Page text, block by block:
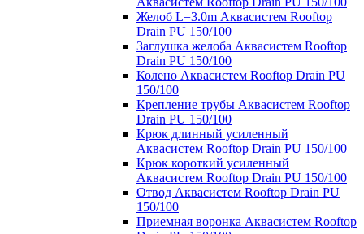
Желоб L=3.0m Аквасистем Rooftop
Drain PU 150/100
Заглушка желоба Аквасистем Rooftop
Drain PU 150/100
Колено Аквасистем Rooftop Drain PU
150/100
Крепление трубы Аквасистем Rooftop
Drain PU 150/100
Крюк длинный усиленный
Аквасистем Rooftop Drain PU 150/100
Крюк короткий усиленный
Аквасистем Rooftop Drain PU 150/100
Отвод Аквасистем Rooftop Drain PU
150/100
Приемная воронка Аквасистем Rooftop